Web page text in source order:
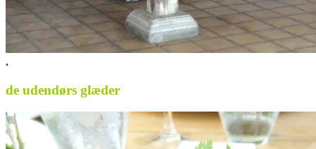
.
de udendørs glæder